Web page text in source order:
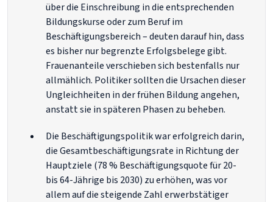
über die Einschreibung in die entsprechenden
Bildungskurse oder zum Beruf im
Beschäftigungsbereich – deuten darauf hin, dass
es bisher nur begrenzte Erfolgsbelege gibt.
Frauenanteile verschieben sich bestenfalls nur
allmählich. Politiker sollten die Ursachen dieser
Ungleichheiten in der frühen Bildung angehen,
anstatt sie in späteren Phasen zu beheben.
Die Beschäftigungspolitik war erfolgreich darin,
die Gesamtbeschäftigungsrate in Richtung der
Hauptziele (78 % Beschäftigungsquote für 20-
bis 64-Jährige bis 2030) zu erhöhen, was vor
allem auf die steigende Zahl erwerbstätiger